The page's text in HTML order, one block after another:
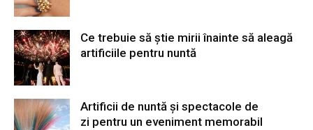
Ce trebuie să știe mirii înainte să aleagă
artificiile pentru nuntă
Artificii de nuntă și spectacole de
zi pentru un eveniment memorabil